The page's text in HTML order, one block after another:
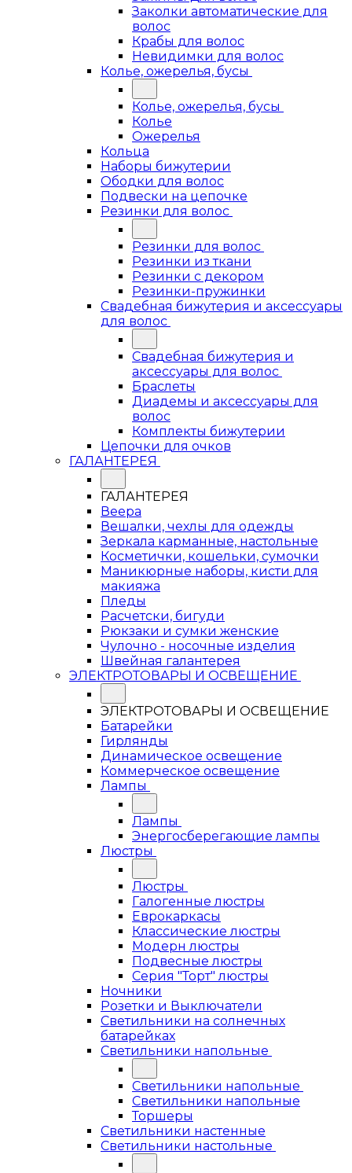
Заколки автоматические для
волос
Крабы для волос
Невидимки для волос
Колье, ожерелья, бусы
Колье, ожерелья, бусы
Колье
Ожерелья
Кольца
Наборы бижутерии
Ободки для волос
Подвески на цепочке
Резинки для волос
Резинки для волос
Резинки из ткани
Резинки с декором
Резинки-пружинки
Свадебная бижутерия и аксессуары
для волос
Свадебная бижутерия и
аксессуары для волос
Браслеты
Диадемы и аксессуары для
волос
Комплекты бижутерии
Цепочки для очков
ГАЛАНТЕРЕЯ
ГАЛАНТЕРЕЯ
Веера
Вешалки, чехлы для одежды
Зеркала карманные, настольные
Косметички, кошельки, сумочки
Маникюрные наборы, кисти для
макияжа
Пледы
Расчетски, бигуди
Рюкзаки и сумки женские
Чулочно - носочные изделия
Швейная галантерея
ЭЛЕКТРОТОВАРЫ И ОСВЕЩЕНИЕ
ЭЛЕКТРОТОВАРЫ И ОСВЕЩЕНИЕ
Батарейки
Гирлянды
Динамическое освещение
Коммерческое освещение
Лампы
Лампы
Энергосберегающие лампы
Люстры
Люстры
Галогенные люстры
Еврокаркасы
Классические люстры
Модерн люстры
Подвесные люстры
Серия "Торт" люстры
Ночники
Розетки и Выключатели
Светильники на солнечных
батарейках
Светильники напольные
Светильники напольные
Светильники напольные
Торшеры
Светильники настенные
Светильники настольные